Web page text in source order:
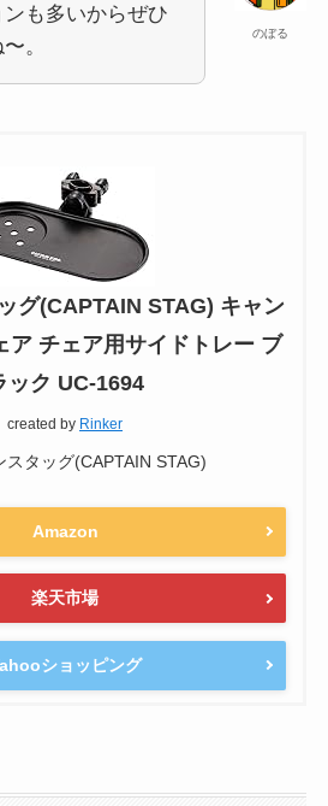
のぼる
も多いからぜひ
。
グ(CAPTAIN STAG) キャン
ア チェア用サイドトレー ブ
ック UC-1694
created by Rinker
スタッグ(CAPTAIN STAG)
Amazon
楽天市場
ショッピング